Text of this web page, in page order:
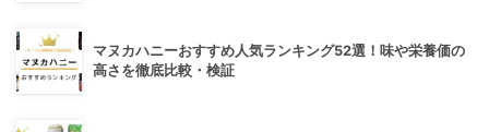
マヌカハニーおすすめ人気ランキング52選！味や栄養価の
高さを徹底比較・検証